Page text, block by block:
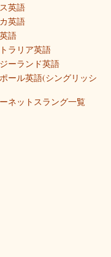
英語
英語
語
ラリア英語
ーランド英語
ール英語(シングリッシ
ネットスラング一覧